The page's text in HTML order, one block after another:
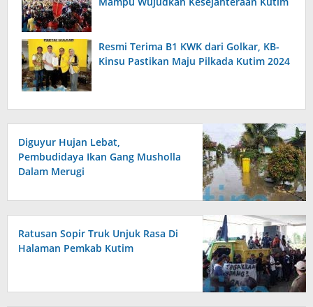
Resmi Terima B1 KWK dari Golkar, KB-
Kinsu Pastikan Maju Pilkada Kutim 2024
Diguyur Hujan Lebat,
Pembudidaya Ikan Gang Musholla
Dalam Merugi
Ratusan Sopir Truk Unjuk Rasa Di
Halaman Pemkab Kutim